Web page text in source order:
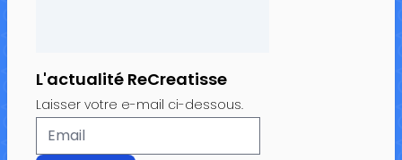
L'actualité ReCreatisse
Laisser votre e-mail ci-dessous.